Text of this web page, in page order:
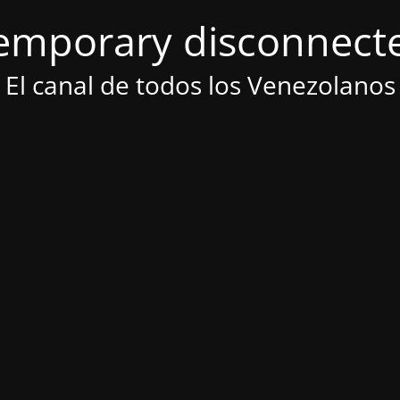
El canal de todos los Venezolanos